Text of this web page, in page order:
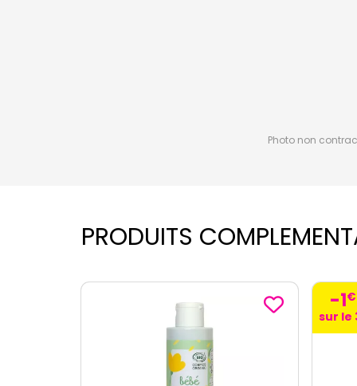
Photo non
PRODUITS